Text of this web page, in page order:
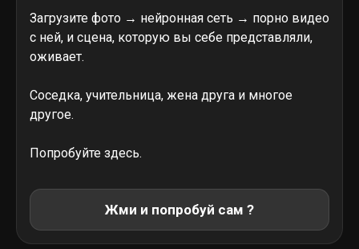
Загрузите фото → нейронная сеть → порно видео
с ней, и сцена, которую вы себе представляли,
оживает.
Соседка, учительница, жена друга и многое
другое.
Попробуйте здесь.
Жми и попробуй сам ?